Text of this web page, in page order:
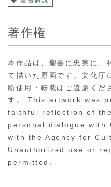
著作権
本作品は、聖書に忠実に、
て描いた原画です。文化庁
断使用・転載はご遠慮くだ
す。 This artwork was
faithful reflection of
personal dialogue with
with the Agency for
Unauthorized use or
permitted.